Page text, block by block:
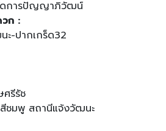
ดการปัญญาภิวัฒน์
ก :
-ปากเกร็ด32
ศรีรัช
ชมพู สถานีแจ้งวัฒนะ